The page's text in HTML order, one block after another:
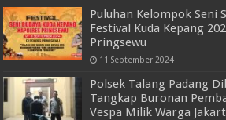
Puluhan Kelompok Seni
Festival Kuda Kepang
Pringsewu
11 September 2024
Polsek Talang Padang
Tangkap Buronan
Vespa Milik Warga